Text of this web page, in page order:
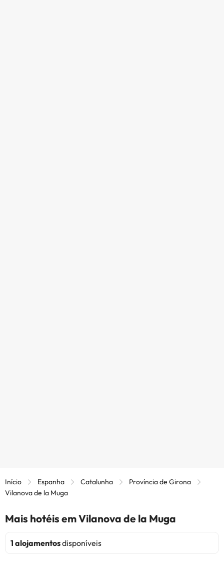
Início Espanha Catalunha
Província de Girona
Vilanova de la Muga
Mais hotéis em Vilanova de la Muga
1 alojamentosdisponíveis